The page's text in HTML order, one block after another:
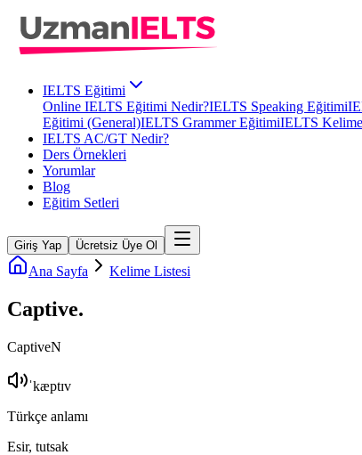
IELTS Eğitimi
Online IELTS Eğitimi Nedir?IELTS Speaking Eğitimi
Eğitimi (General)IELTS Grammer EğitimiIELTS
IELTS AC/GT Nedir?
Ders Örnekleri
Yorumlar
Blog
Eğitim Setleri
Giriş Yap Ücretsiz Üye Ol
Ana Sayfa Kelime Listesi
Captive.
CaptiveN
ˈkæptɪv
Türkçe anlamı
Esir, tutsak